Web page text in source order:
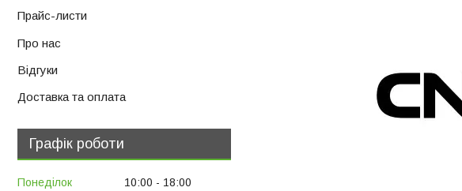
Прайс-листи
Про нас
Відгуки
Доставка та оплата
Графік роботи
Понеділок 10:00
18:00